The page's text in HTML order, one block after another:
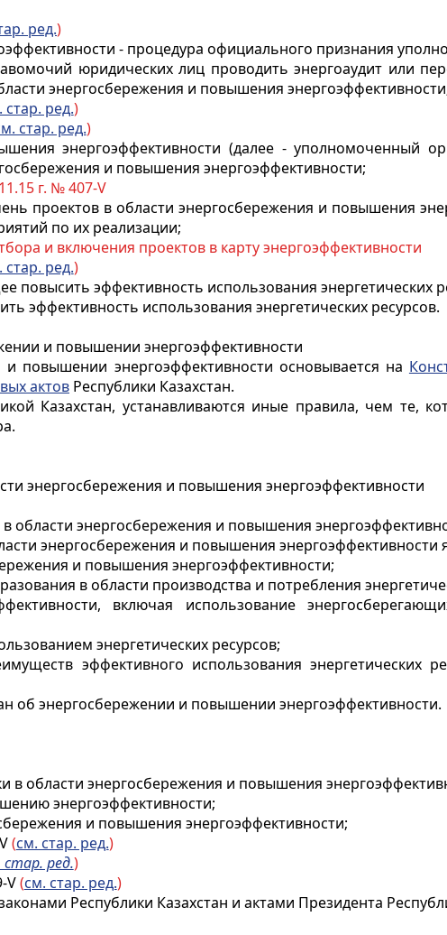
ред.)
- процедура официального признания
юридических лиц проводить энергоаудит или
энергосбережения и повышения
стар. ред.)
стар. ред.)
энергоэффективности (далее - уполномоченный
и повышения энергоэффективности;
г. № 407-V
проектов в области энергосбережения и повышения
по их реализации;
и включения проектов в карту энергоэффективности
стар. ред.)
эффективность использования энергетических
эффективность использования энергетических ресурсов.
и повышении энергоэффективности
и повышении энергоэффективности основывается на
актов Республики Казахстан.
Казахстан, устанавливаются иные правила, чем те,
энергосбережения и повышения энергоэффективности
области энергосбережения и повышения
энергосбережения и повышения энергоэффективности
и повышения энергоэффективности;
в области производства и потребления
включая использование
энергетических ресурсов;
эффективного использования энергетических
об энергосбережении и повышении энергоэффективности.
в области энергосбережения и повышения
энергоэффективности;
и повышения энергоэффективности;
(см. стар. ред.)
стар. ред.)
V(см. стар. ред.)
Республики Казахстан и актами Президента